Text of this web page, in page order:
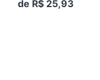
de R$ 25,93